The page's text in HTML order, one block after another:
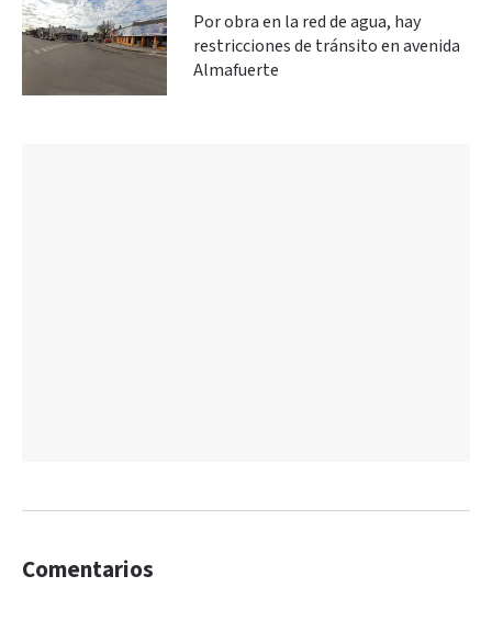
Por obra en la red de agua, hay
restricciones de tránsito en avenida
Almafuerte
Comentarios